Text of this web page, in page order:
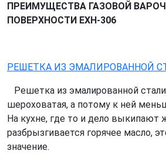
ПРЕИМУЩЕСТВА ГАЗОВОЙ
ПОВЕРХНОСТИ EXH-306
РЕШЕТКА ИЗ ЭМАЛИРОВАННОЙ
Решетка из эмалированной стали
шероховатая, а потому к ней
На кухне, где то и дело выкипают
разбрызгивается горячее масло,
значение.